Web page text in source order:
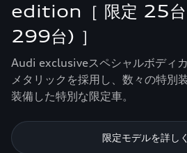
edition［ 限定 25台
299台) ］
Audi exclusiveスペシャルボディ
メタリックを採用し、数々の特別
装備した特別な限定車。
限定モデルを詳し